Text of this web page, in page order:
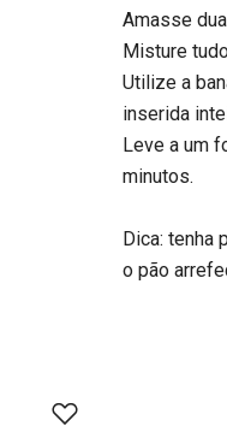
Amasse
Misture
Utilize a
inserida
Leve a um
minutos.
Dica: tenha
o pão